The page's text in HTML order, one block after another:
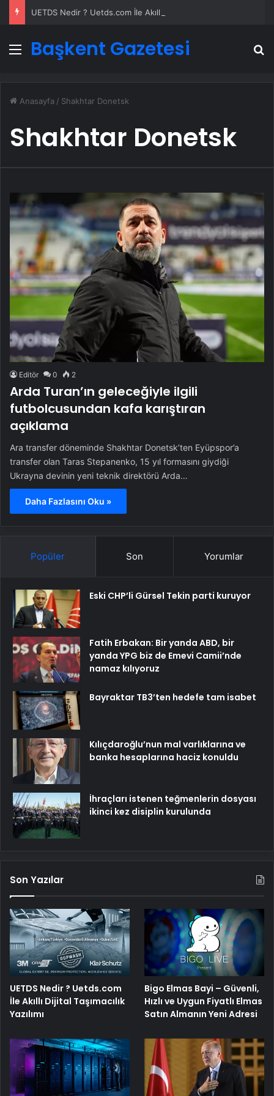
Menü
Başkent Gazetesi
Anasayfa / Shakhtar Donetsk
Shakhtar Donetsk
Editör 0 2
Arda Turan’ın geleceğiyle ilgili
futbolcusundan kafa karıştıran
açıklama
Ara transfer döneminde Shakhtar Donetsk’ten Eyüpspor’a
transfer olan Taras Stepanenko, 15 yıl formasını giydiği
Ukrayna devinin yeni teknik direktörü Arda…
Daha Fazlasını Oku »
Popüler Son Yorumlar
Eski CHP’li Gürsel Tekin parti kuruyor
Fatih Erbakan: Bir yanda ABD, bir
yanda YPG biz de Emevi Camii’nde
namaz kılıyoruz
Bayraktar TB3’ten hedefe tam isabet
Kılıçdaroğlu’nun mal varlıklarına ve
banka hesaplarına haciz konuldu
İhraçları istenen teğmenlerin dosyası
ikinci kez disiplin kurulunda
Son Yazılar
UETDS Nedir ? Uetds.com
İle Akıllı Dijital Taşımacılık
Yazılımı
Bigo Elmas Bayi – Güvenli,
Hızlı ve Uygun Fiyatlı Elmas
Satın Almanın Yeni Adresi